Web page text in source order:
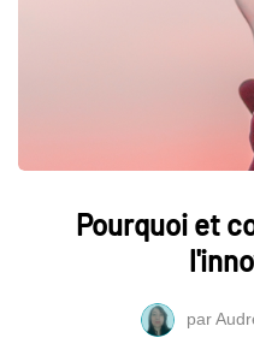
Pourquoi et
par